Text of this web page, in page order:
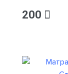
200